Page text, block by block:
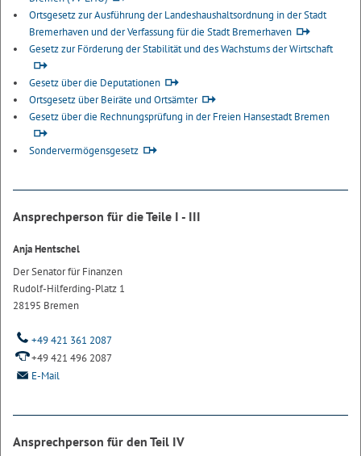
Ortsgesetz zur Ausführung der Landeshaushaltsordnung in der Stadt
Bremerhaven und der Verfassung für die Stadt Bremerhaven
Gesetz zur Förderung der Stabilität und des Wachstums der Wirtschaft
Gesetz über die Deputationen
Ortsgesetz über Beiräte und Ortsämter
Gesetz über die Rechnungsprüfung in der Freien Hansestadt Bremen
Sondervermögensgesetz
Ansprechperson für die Teile I - III
Anja Hentschel
Der Senator für Finanzen
Rudolf-Hilferding-Platz 1
28195 Bremen
+49 421 361 2087
+49 421 496 2087
E-Mail
Ansprechperson für den Teil IV